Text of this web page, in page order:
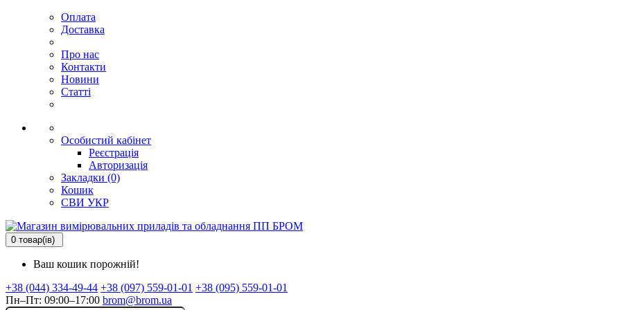
Оплата
Доставка
Про нас
Контакти
Новини
Статті
Особистий кабінет
Реєстрація
Авторизація
Закладки (0)
Кошик
СВИ УКР
0 товар(ів)
Ваш кошик порожній!
+38 (044) 334-49-44 +38 (097) 559-01-01 +38 (095) 559-01-01
Пн–Пт: 09:00–17:00 brom@brom.ua